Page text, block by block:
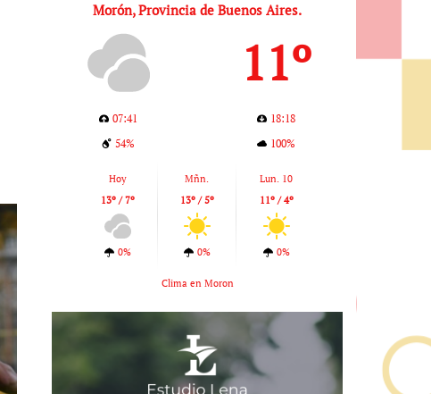
Morón, Provincia de Buenos Aires.
11º
07:41
18:18
54%
100%
Hoy
13º / 7º
0%
Mñn.
13º / 5º
0%
Lun. 10
11º / 4º
0%
Clima en Moron